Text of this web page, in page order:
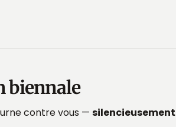
biennale
contre vous — silencieusement